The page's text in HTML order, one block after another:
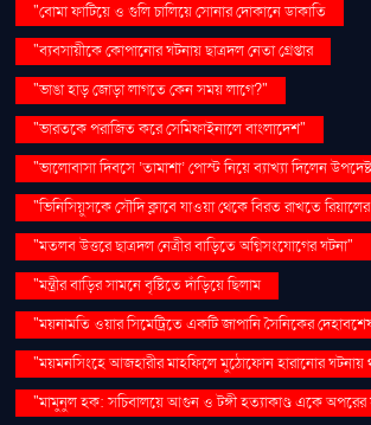
"বোমা ফাটিয়ে ও গুলি চালিয়ে সোনার দোকানে ডাকাতি
"ব্যবসায়ীকে কোপানোর ঘটনায় ছাত্রদল নেতা গ্রেপ্তার
"ভাঙা হাড় জোড়া লাগতে কেন সময় লাগে?"
"ভারতকে পরাজিত করে সেমিফাইনালে বাংলাদেশ"
"ভালোবাসা দিবসে ‘তামাশা’ পোস্ট নিয়ে ব্যাখ্যা দিলেন
"ভিনিসিয়ুসকে সৌদি ক্লাবে যাওয়া থেকে বিরত রাখতে
"মতলব উত্তরে ছাত্রদল নেত্রীর বাড়িতে অগ্নিসংযোগের ঘটনা"
"মন্ত্রীর বাড়ির সামনে বৃষ্টিতে দাঁড়িয়ে ছিলাম
"ময়নামতি ওয়ার সিমেট্রিতে একটি জাপানি সৈনিকের
"ময়মনসিংহে আজহারীর মাহফিলে মুঠোফোন হারানোর ঘটনায়
"মামুনুল হক: সচিবালয়ে আগুন ও টঙ্গী হত্যাকাণ্ড একে অপরের